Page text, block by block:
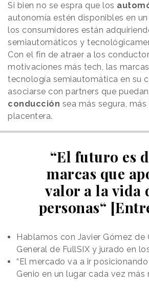
Si bien no se espra que los
autonomía estén disponibles en
los consumidores están
semiautomáticos y
Con el fin de atraer a los
motivaciones más tech, las
tecnología semiautomática en su
asociarse con partners que
conducción sea más segura,
placentera.
“El futuro es
marcas que
valor a la vida
personas“
Hablamos con Javier Gómez de
General de FullSIX y jurado en
“El mercado va a ir
Genio en un lugar cada vez más